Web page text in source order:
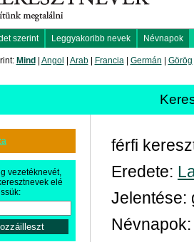
szerint Leggyakoribb nevek Névnapok
Mind Angol Arab| Francia| Germán Görög
vezetéknevét,
elé
férfi
Eredete:
Jelentése:
Névnapok: